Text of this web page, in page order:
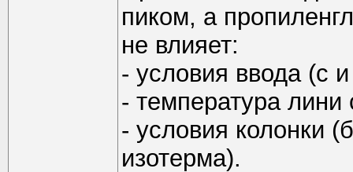
пиком, а
не влияет:
- условия ввода (с
- температура
- условия колонки
изотерма).